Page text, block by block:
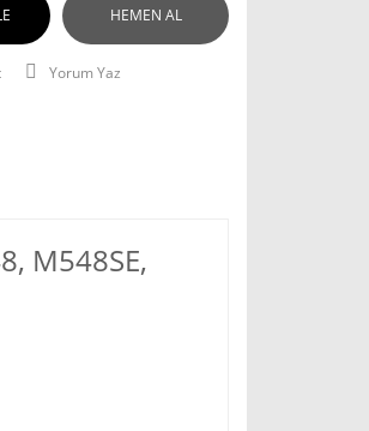
HEMEN AL
Yorum Yaz
M548SE,